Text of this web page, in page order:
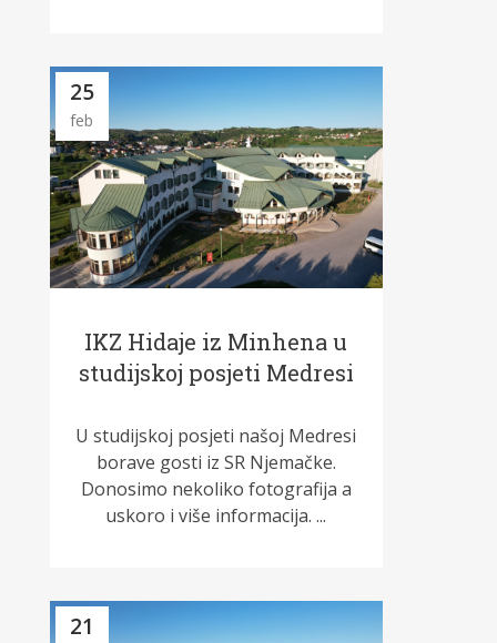
25
feb
IKZ Hidaje iz Minhena u
studijskoj posjeti Medresi
U studijskoj posjeti našoj Medresi
borave gosti iz SR Njemačke.
Donosimo nekoliko fotografija a
uskoro i više informacija. ...
21